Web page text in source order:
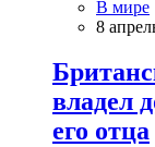
В мире
8
владел
его отца